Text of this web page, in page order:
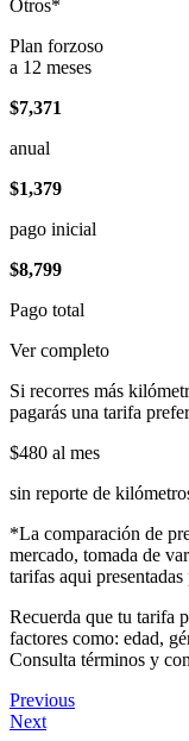
Otros*
Plan forzoso
a 12 meses
$7,371
anual
$1,379
pago inicial
$8,799
Pago total
Ver completo
Si recorres más
pagarás una tarifa
$480 al mes
sin reporte de
*La comparación de
mercado, tomada de
tarifas aqui
Recuerda que tu tarifa
factores como: edad,
Consulta términos y
Previous
Next